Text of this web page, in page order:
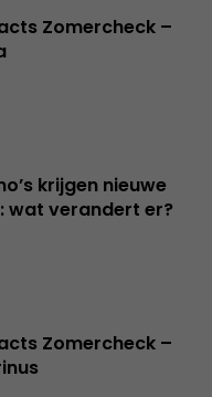
Zomercheck –
krijgen nieuwe
wat verandert er?
Zomercheck –